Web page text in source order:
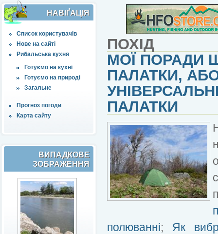
НАВІҐАЦІЯ
Список користувачів
Нове на сайті
Рибальська кухня
Готуємо на кухні
Готуємо на природі
Загальне
Прогноз погоди
Карта сайту
ВИПАДКОВЕ
ЗОБРАЖЕННЯ
ПОХІД
МОЇ ПОРАДИ
ПАЛАТКИ,
ПАЛАТКИ
полюванні; Як